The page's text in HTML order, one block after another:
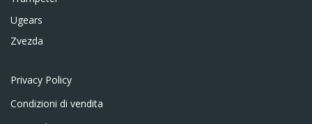
Ugears
Zvezda
Privacy Policy
Condizioni di vendita